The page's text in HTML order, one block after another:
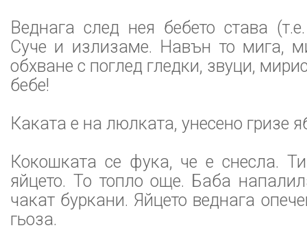
Веднага след нея бебето става
Суче и излизаме. Навън то мига,
обхване с поглед гледки, звуци,
бебе!
Каката е на люлката, унесено гризе
Кокошката се фука, че е снесла.
яйцето. То топло още. Баба
чакат буркани. Яйцето веднага
гьоза.